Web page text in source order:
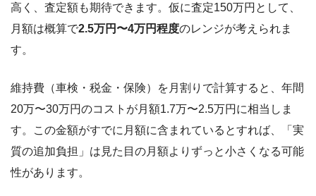
高く、査定額も期待できます。仮に査定150万円として、
月額は概算で2.5万円〜4万円程度のレンジが考えられま
す。
維持費（車検・税金・保険）を月割りで計算すると、年間
20万〜30万円のコストが月額1.7万〜2.5万円に相当しま
す。この金額がすでに月額に含まれているとすれば、「実
質の追加負担」は見た目の月額よりずっと小さくなる可能
性があります。